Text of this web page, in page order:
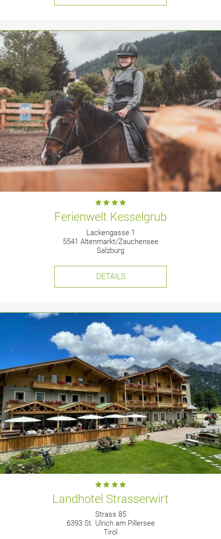
Ferienwelt Kesselgrub
Lackengasse 1
5541 Altenmarkt/Zauchensee
Salzburg
DETAILS
Landhotel Strasserwirt
Strass 85
6393 St. Ulrich am Pillersee
Tirol